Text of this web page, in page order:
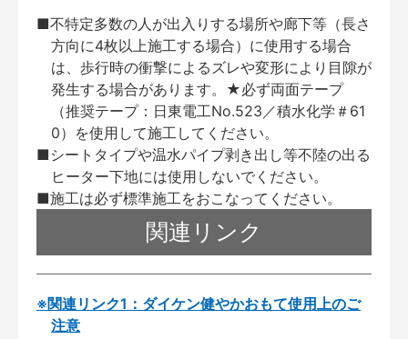
■不特定多数の人が出入りする場所や廊下等（長さ
方向に4枚以上施工する場合）に使用する場合
は、歩行時の衝撃によるズレや変形により目隙が
発生する場合があります。★必ず両面テープ
（推奨テープ：日東電工No.523／積水化学＃61
0）を使用して施工してください。
■シートタイプや温水パイプ剥き出し等不陸の出る
ヒーター下地には使用しないでください。
■施工は必ず標準施工をおこなってください。
関連リンク
※関連リンク1：ダイケン健やかおもて使用上のご
注意